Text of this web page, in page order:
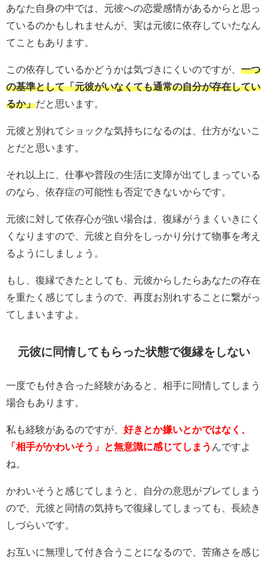
あなた自身の中では、元彼への恋愛感情があるからと思っ
ているのかもしれませんが、実は元彼に依存していたなん
てこともあります。
この依存しているかどうかは気づきにくいのですが、 一つ
の基準として「元彼がいなくても通常の自分が存在してい
るか」だと思います。
元彼と別れてショックな気持ちになるのは、仕方がないこ
とだと思います。
それ以上に、仕事や普段の生活に支障が出てしまっている
のなら、依存症の可能性も否定できないからです。
元彼に対して依存心が強い場合は、復縁がうまくいきにく
くなりますので、元彼と自分をしっかり分けて物事を考え
るようにしましょう。
もし、復縁できたとしても、元彼からしたらあなたの存在
を重たく感じてしまうので、再度お別れすることに繋がっ
てしまいますよ。
元彼に同情してもらった状態で復縁をしない
一度でも付き合った経験があると、相手に同情してしまう
場合もあります。
私も経験があるのですが、 好きとか嫌いとかではなく、
「相手がかわいそう」と無意識に感じてしまう んですよ
ね。
かわいそうと感じてしまうと、自分の意思がブレてしまう
ので、元彼と同情の気持ちで復縁してしまっても、長続き
しづらいです。
お互いに無理して付き合うことになるので、苦痛さを感じ